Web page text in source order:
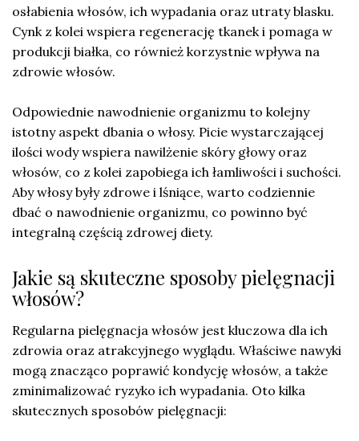
osłabienia włosów, ich wypadania oraz utraty blasku.
Cynk z kolei wspiera regenerację tkanek i pomaga w
produkcji białka, co również korzystnie wpływa na
zdrowie włosów.
Odpowiednie nawodnienie organizmu to kolejny
istotny aspekt dbania o włosy. Picie wystarczającej
ilości wody wspiera nawilżenie skóry głowy oraz
włosów, co z kolei zapobiega ich łamliwości i suchości.
Aby włosy były zdrowe i lśniące, warto codziennie
dbać o nawodnienie organizmu, co powinno być
integralną częścią zdrowej diety.
Jakie są skuteczne sposoby pielęgnacji
włosów?
Regularna pielęgnacja włosów jest kluczowa dla ich
zdrowia oraz atrakcyjnego wyglądu. Właściwe nawyki
mogą znacząco poprawić kondycję włosów, a także
zminimalizować ryzyko ich wypadania. Oto kilka
skutecznych sposobów pielęgnacji: